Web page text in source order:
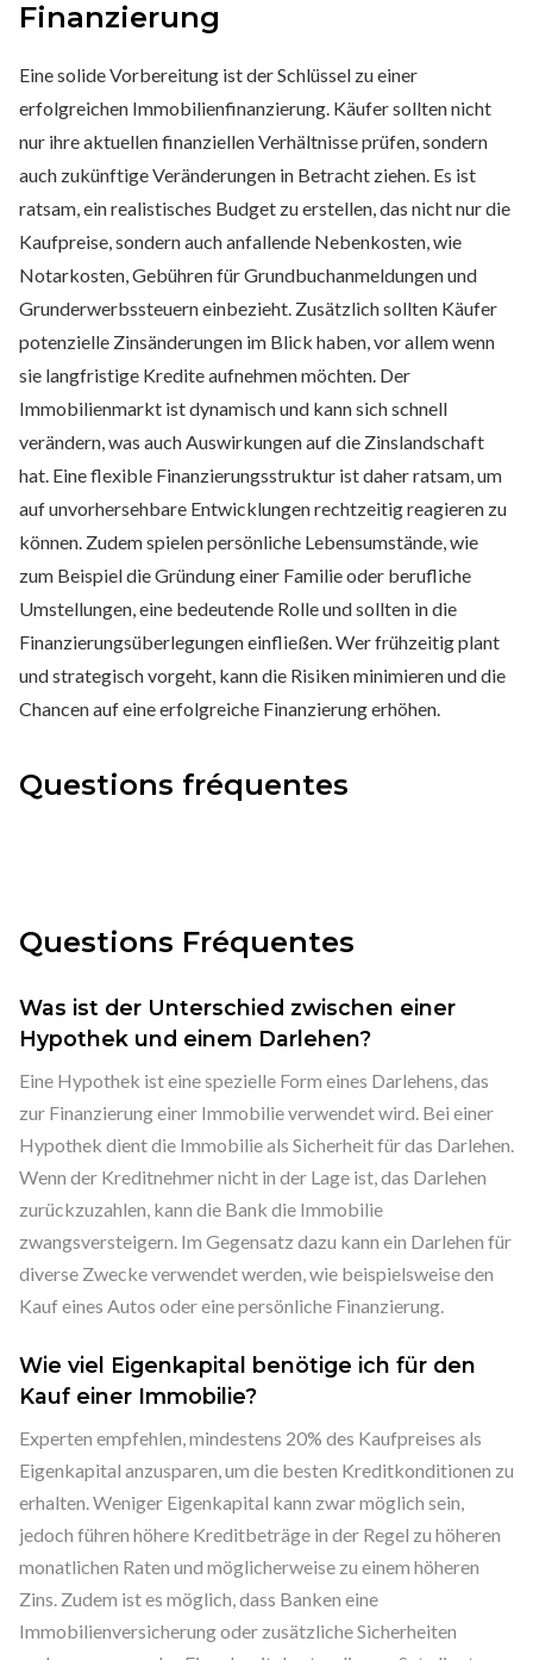
Finanzierung
Eine solide Vorbereitung ist der Schlüssel zu einer
erfolgreichen Immobilienfinanzierung. Käufer sollten nicht
nur ihre aktuellen finanziellen Verhältnisse prüfen, sondern
auch zukünftige Veränderungen in Betracht ziehen. Es ist
ratsam, ein realistisches Budget zu erstellen, das nicht nur die
Kaufpreise, sondern auch anfallende Nebenkosten, wie
Notarkosten, Gebühren für Grundbuchanmeldungen und
Grunderwerbssteuern einbezieht. Zusätzlich sollten Käufer
potenzielle Zinsänderungen im Blick haben, vor allem wenn
sie langfristige Kredite aufnehmen möchten. Der
Immobilienmarkt ist dynamisch und kann sich schnell
verändern, was auch Auswirkungen auf die Zinslandschaft
hat. Eine flexible Finanzierungsstruktur ist daher ratsam, um
auf unvorhersehbare Entwicklungen rechtzeitig reagieren zu
können. Zudem spielen persönliche Lebensumstände, wie
zum Beispiel die Gründung einer Familie oder berufliche
Umstellungen, eine bedeutende Rolle und sollten in die
Finanzierungsüberlegungen einfließen. Wer frühzeitig plant
und strategisch vorgeht, kann die Risiken minimieren und die
Chancen auf eine erfolgreiche Finanzierung erhöhen.
Questions fréquentes
Questions Fréquentes
Was ist der Unterschied zwischen einer
Hypothek und einem Darlehen?
Eine Hypothek ist eine spezielle Form eines Darlehens, das
zur Finanzierung einer Immobilie verwendet wird. Bei einer
Hypothek dient die Immobilie als Sicherheit für das Darlehen.
Wenn der Kreditnehmer nicht in der Lage ist, das Darlehen
zurückzuzahlen, kann die Bank die Immobilie
zwangsversteigern. Im Gegensatz dazu kann ein Darlehen für
diverse Zwecke verwendet werden, wie beispielsweise den
Kauf eines Autos oder eine persönliche Finanzierung.
Wie viel Eigenkapital benötige ich für den
Kauf einer Immobilie?
Experten empfehlen, mindestens 20% des Kaufpreises als
Eigenkapital anzusparen, um die besten Kreditkonditionen zu
erhalten. Weniger Eigenkapital kann zwar möglich sein,
jedoch führen höhere Kreditbeträge in der Regel zu höheren
monatlichen Raten und möglicherweise zu einem höheren
Zins. Zudem ist es möglich, dass Banken eine
Immobilienversicherung oder zusätzliche Sicherheiten